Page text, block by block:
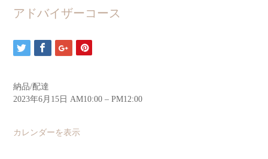
アドバイザーコース
納品/配達
2023年6月15日 AM10:00 – PM12:00
カレンダーを表示